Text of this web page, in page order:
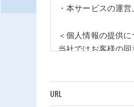
・本サービスの運
＜個人情報の提供に
当社ではお客様の
＜個人情報の委託に
URL